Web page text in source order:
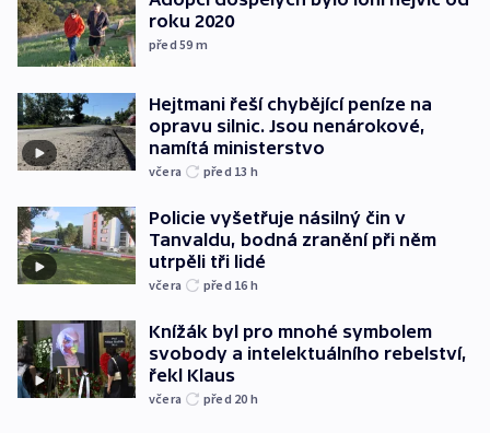
roku 2020
před 59 m
Hejtmani řeší chybějící peníze na
opravu silnic. Jsou nenárokové,
namítá ministerstvo
včera před 13 h
Policie vyšetřuje násilný čin v
Tanvaldu, bodná zranění při něm
utrpěli tři lidé
včera před 16 h
Knížák byl pro mnohé symbolem
svobody a intelektuálního rebelství,
řekl Klaus
včera před 20 h